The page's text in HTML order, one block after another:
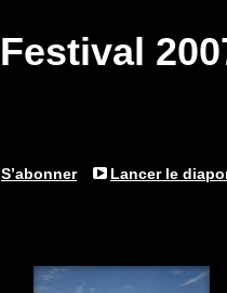
Festival
S’abonner Lancer le